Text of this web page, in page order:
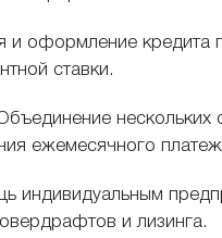
и оформление
ставки.
нескольких
ежемесячного
индивидуальным
и лизинга.